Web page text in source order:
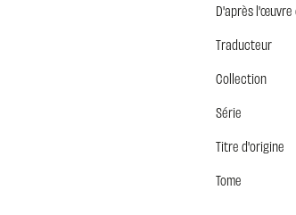
D'après l'œuvre
Traducteur
Collection
Série
Titre d'origine
Tome